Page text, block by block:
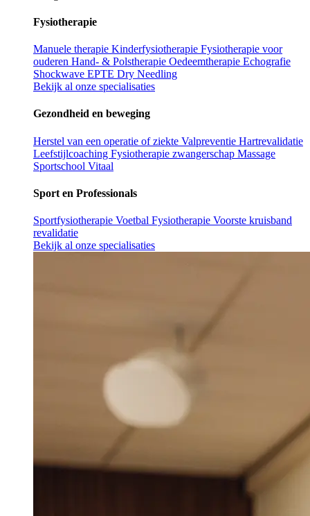
Fysiotherapie
Manuele therapie Kinderfysiotherapie Fysiotherapie voor
ouderen Hand- & Polstherapie Oedeemtherapie Echografie
Shockwave EPTE Dry Needling
Bekijk al onze specialisaties
Gezondheid en beweging
Herstel van een operatie of ziekte Valpreventie Hartrevalidatie
Leefstijlcoaching Fysiotherapie zwangerschap Massage
Sportschool Vitaal
Sport en Professionals
Sportfysiotherapie Voetbal Fysiotherapie Voorste kruisband
revalidatie
Bekijk al onze specialisaties